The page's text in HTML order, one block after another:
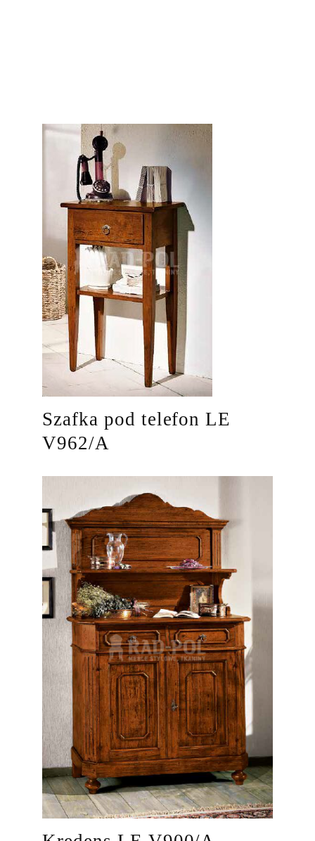
Szafka pod telefon LE
V962/A